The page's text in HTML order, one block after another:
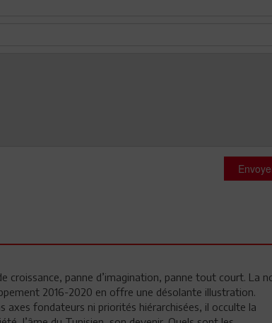
croissance, panne d’imagination, panne tout court. La
2016-2020 en offre une désolante illustration.
axes fondateurs ni priorités hiérarchisées, il occulte la